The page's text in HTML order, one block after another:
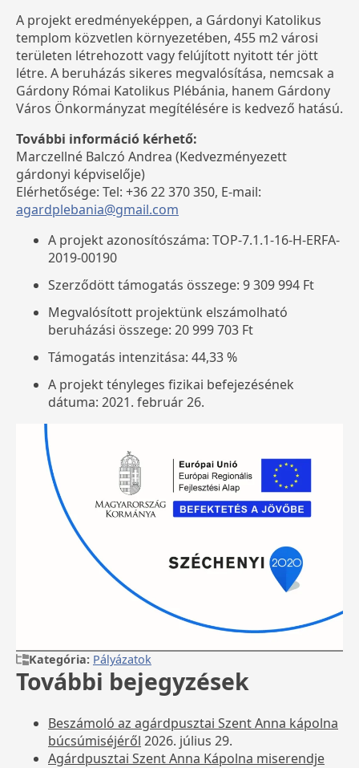
A projekt eredményeképpen, a Gárdonyi Katolikus
templom közvetlen környezetében, 455 m2 városi
területen létrehozott vagy felújított nyitott tér jött
létre. A beruházás sikeres megvalósítása, nemcsak a
Gárdony Római Katolikus Plébánia, hanem Gárdony
Város Önkormányzat megítélésére is kedvező hatású.
További információ kérhető:
Marczellné Balczó Andrea (Kedvezményezett
gárdonyi képviselője)
Elérhetősége: Tel: +36 22 370 350, E-mail:
agardplebania@gmail.com
A projekt azonosítószáma: TOP-7.1.1-16-H-ERFA-
2019-00190
Szerződött támogatás összege: 9 309 994 Ft
Megvalósított projektünk elszámolható
beruházási összege: 20 999 703 Ft
Támogatás intenzitása: 44,33 %
A projekt tényleges fizikai befejezésének
dátuma: 2021. február 26.
Kategória: Pályázatok
További bejegyzések
Beszámoló az agárdpusztai Szent Anna kápolna
búcsúmiséjéről 2026. július 29.
Agárdpusztai Szent Anna Kápolna miserendje